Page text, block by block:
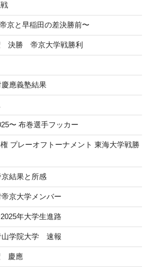
京と早稲田の差決勝前〜
決勝 帝京大学戦勝利
應義塾結果
〜 布巻選手フッカー
権 プレーオフトーナメント 東海大学戦勝
結果と所感
京大学メンバー
年大学生進路
山学院大学 速報
慶應